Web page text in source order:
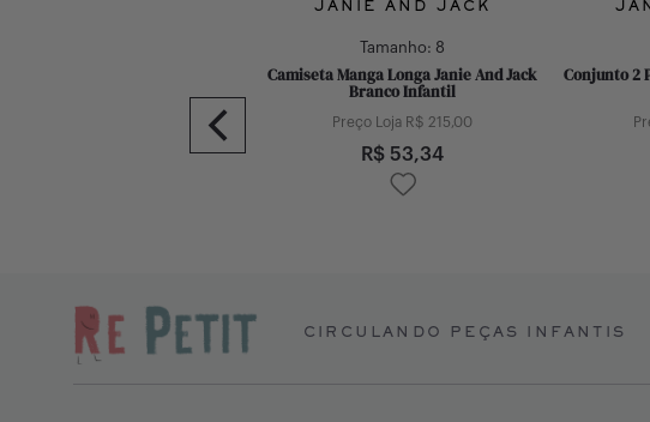
JANIE AND JACK
Tamanho: 8
Camiseta Manga Longa Janie And Jack
Branco Infantil
Preço Loja R$ 215,00
R$ 53,34
Conjunto 2
CIRCULANDO PEÇAS INFANTIS